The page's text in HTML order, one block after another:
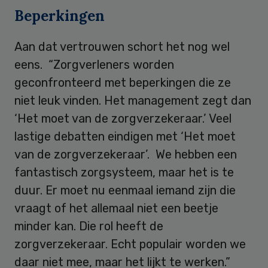
Beperkingen
Aan dat vertrouwen schort het nog wel
eens. “Zorgverleners worden
geconfronteerd met beperkingen die ze
niet leuk vinden. Het management zegt dan
‘Het moet van de zorgverzekeraar.’ Veel
lastige debatten eindigen met ‘Het moet
van de zorgverzekeraar’. We hebben een
fantastisch zorgsysteem, maar het is te
duur. Er moet nu eenmaal iemand zijn die
vraagt of het allemaal niet een beetje
minder kan. Die rol heeft de
zorgverzekeraar. Echt populair worden we
daar niet mee, maar het lijkt te werken.”